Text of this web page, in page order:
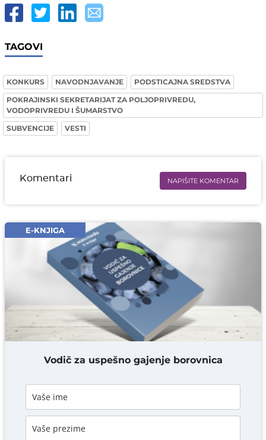
TAGOVI
KONKURS NAVODNJAVANJE
PODSTICAJNA SREDSTVA
POKRAJINSKI SEKRETARIJAT ZA POLJOPRIVREDU,
VODOPRIVREDU I ŠUMARSTVO
SUBVENCIJE
VESTI
Komentari NAPIŠITE KOMENTAR
Email* obavezno
Komentar* obavezno
DODAJ KOMENTAR
E-KNJIGA
Vodič za uspešno gajenje borovnica